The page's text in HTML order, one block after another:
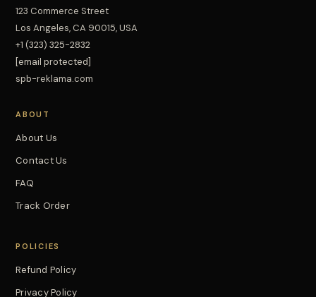
123 Commerce Street
Los Angeles, CA 90015, USA
+1 (323) 325-2832
[email protected]
spb-reklama.com
ABOUT
About Us
Contact Us
FAQ
Track Order
POLICIES
Refund Policy
Privacy Policy